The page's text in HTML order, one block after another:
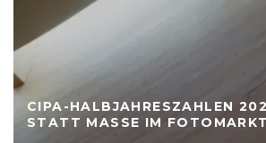
CIPA-HALBJAHRESZAHLEN
STATT MASSE IM FOTOMARKT